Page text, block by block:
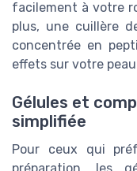
facilement à votre
plus, une cuillère
concentrée en
effets sur votre
Gélules et
simplifiée
Pour ceux qui